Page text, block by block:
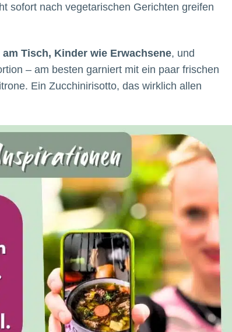
sofort nach vegetarischen Gerichten greifen
Tisch, Kinder wie Erwachsene, und
– am besten garniert mit ein paar frischen
Ein Zucchinirisotto, das wirklich allen